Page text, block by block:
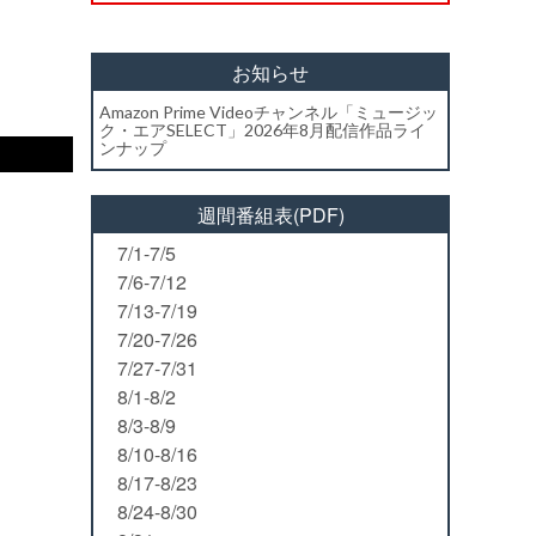
お知らせ
Amazon Prime Videoチャンネル「ミュージッ
ク・エアSELECT」2026年8月配信作品ライ
ンナップ
週間番組表(PDF)
7/1-7/5
7/6-7/12
7/13-7/19
7/20-7/26
7/27-7/31
8/1-8/2
8/3-8/9
8/10-8/16
8/17-8/23
8/24-8/30